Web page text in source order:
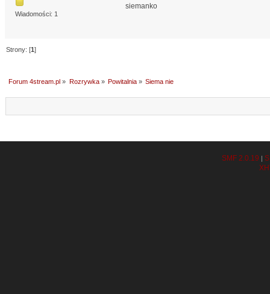
Wiadomości: 1
siemanko
Strony: [1]
Forum 4stream.pl » Rozrywka» Powitalnia» Siema nie
SMF 2.0.19 |